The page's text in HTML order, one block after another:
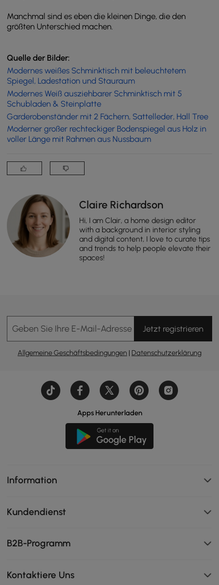
Manchmal sind es eben die kleinen Dinge, die den
größten Unterschied machen.
Quelle der Bilder:
Modernes weißes Schminktisch mit beleuchtetem
Spiegel, Ladestation und Stauraum
Modernes Weiß ausziehbarer Schminktisch mit 5
Schubladen & Steinplatte
Garderobenständer mit 2 Fächern, Sattelleder, Hall Tree
Moderner großer rechteckiger Bodenspiegel aus Holz in
voller Länge mit Rahmen aus Nussbaum
Claire Richardson
Hi, I am Clair, a home design editor
with a background in interior styling
and digital content, I love to curate tips
and trends to help people elevate their
spaces!
Geben Sie Ihre E-Mail-Adresse EinJetzt registrieren
Allgemeine Geschäftsbedingungen | Datenschutzerklärung
Apps Herunterladen
Information
Kundendienst
B2B-Programm
Kontaktiere Uns